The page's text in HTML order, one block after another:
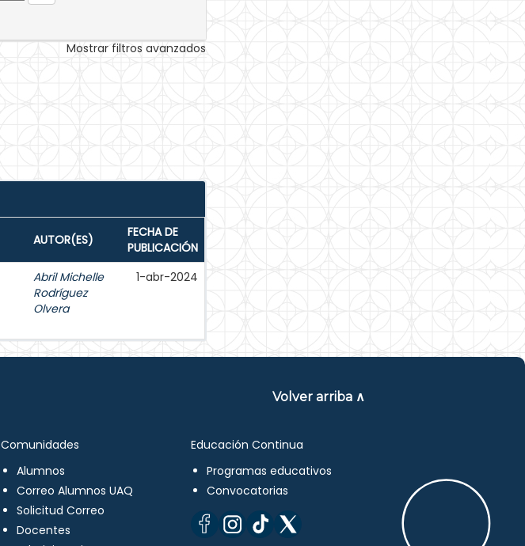
Mostrar filtros avanzados
AUTOR(ES)
FECHA DE
PUBLICACIÓN
Abril Michelle
Rodríguez
Olvera
1-abr-2024
Volver arriba ∧
Comunidades
Alumnos
Correo Alumnos UAQ
Solicitud Correo
Docentes
Educación Continua
Programas educativos
Convocatorias